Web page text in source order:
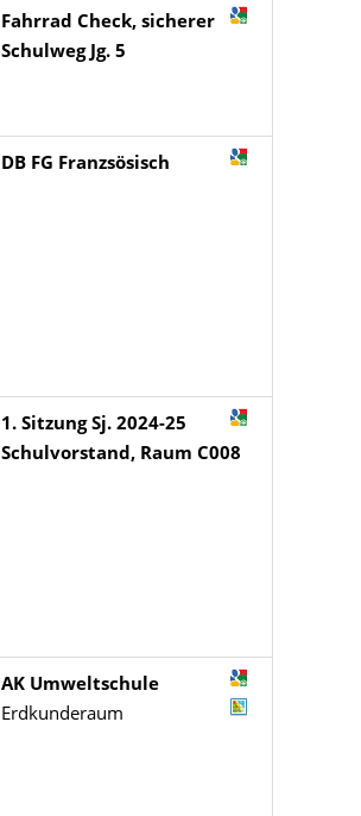
Fahrrad Check, sicherer
Schulweg Jg. 5
DB FG Franzsösisch
1. Sitzung Sj. 2024-25
Schulvorstand, Raum C008
AK Umweltschule
Erdkunderaum